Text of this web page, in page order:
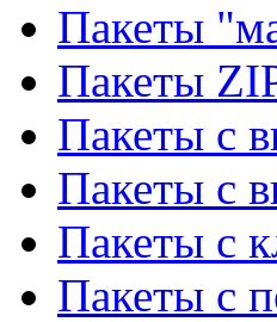
Пакеты
Пакеты
Пакеты с
Пакеты с
Пакеты с
Пакеты с